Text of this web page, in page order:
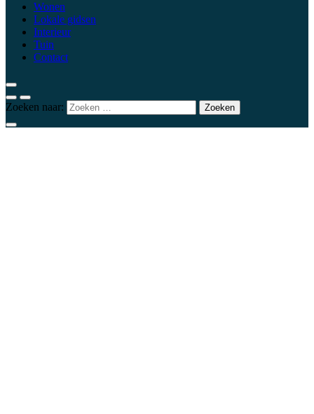
Wonen
Lokale gidsen
Interieur
Tuin
Contact
Zoeken naar: